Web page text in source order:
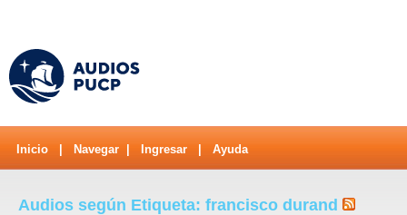
Inicio Navegar Ingresar Ayuda
Audios según Etiqueta: francisco durand